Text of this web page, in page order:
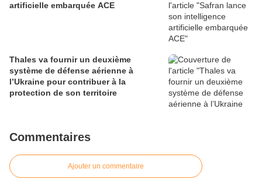
artificielle embarquée ACE
Thales va fournir un deuxième
système de défense aérienne à
l’Ukraine pour contribuer à la
protection de son territoire
Commentaires
Ajouter un commentaire